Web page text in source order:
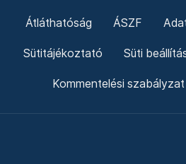
Átláthatóság ÁSZF
Sütitájékoztató Süti
Kommentelési szabályzat